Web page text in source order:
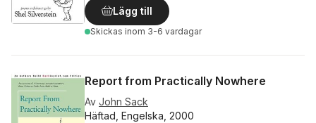
Lägg till
Skickas inom 3-6 vardagar
Report from Practically Nowhere
Av John Sack
Häftad, Engelska, 2000